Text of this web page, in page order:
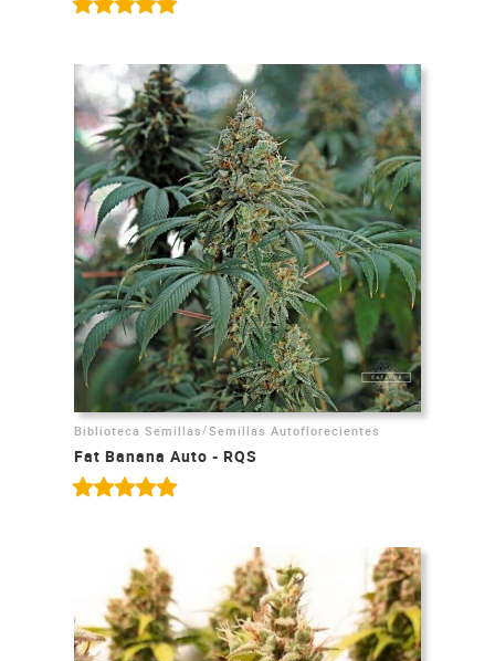
Biblioteca Semillas /Semillas Autoflorecientes
Fat Banana Auto - RQS